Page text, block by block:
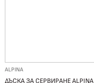
ALPINA
ДЪСКА ЗА СЕРВИРАНЕ ALPINA